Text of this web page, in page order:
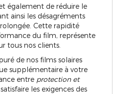
également de réduire le
ainsi les désagréments
Cette rapidité
du film, représente
tous nos clients.
de nos films solaires
supplémentaire à votre
entre protection et
les exigences des